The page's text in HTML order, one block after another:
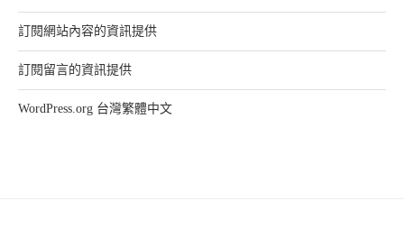
訂閱網站內容的資訊提供
訂閱留言的資訊提供
WordPress.org 台灣繁體中文